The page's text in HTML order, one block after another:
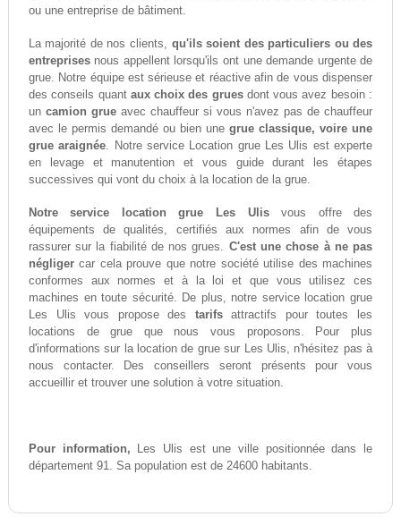
ou une entreprise de bâtiment.
La majorité de nos clients, qu'ils soient des particuliers ou des
entreprisesnous appellent lorsqu'ils ont une demande urgente de
grue. Notre équipe est sérieuse et réactive afin de vous dispenser
des conseils quant aux choix des gruesdont vous avez besoin :
un camion grueavec chauffeur si vous n'avez pas de chauffeur
avec le permis demandé ou bien unegrue classique, voire une
grue araignée. Notre service Location grue Les Ulis est experte
en levage et manutention et vous guide durant les étapes
successives qui vont du choix à la location de la grue.
Notre service location grue Les Ulisvous offre des
équipements de qualités, certifiés aux normes afin de vous
rassurer sur la fiabilité de nos grues. C'est une chose à ne pas
négligercar cela prouve que notre société utilise des machines
conformes aux normes et à la loi et que vous utilisez ces
machines en toute sécurité. De plus, notre service location grue
Les Ulis vous propose des tarifsattractifs pour toutes les
locations de grue que nous vous proposons. Pour plus
d'informations sur la location de grue sur Les Ulis, n'hésitez pas à
nous contacter. Des conseillers seront présents pour vous
accueillir et trouver une solution à votre situation.
Pour information, Les Ulis est une ville positionnée dans le
département 91. Sa population est de 24600 habitants.